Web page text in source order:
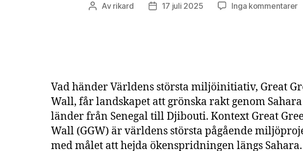
Inläggsförfattare
Av rikard Inläggsdatum
17 juli 2025 Inga kommentarer
Vad händer Världens största miljöinitiativ, Great
Wall, får landskapet att grönska rakt genom
länder från Senegal till Djibouti. Kontext Great
Wall (GGW) är världens största pågående
med målet att hejda ökenspridningen längs